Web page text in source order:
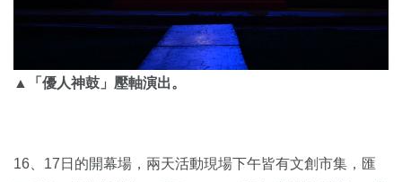
▲「優人神鼓」壓軸演出。
16、17日的開幕場，兩天活動現場下午皆有文創市集，匯